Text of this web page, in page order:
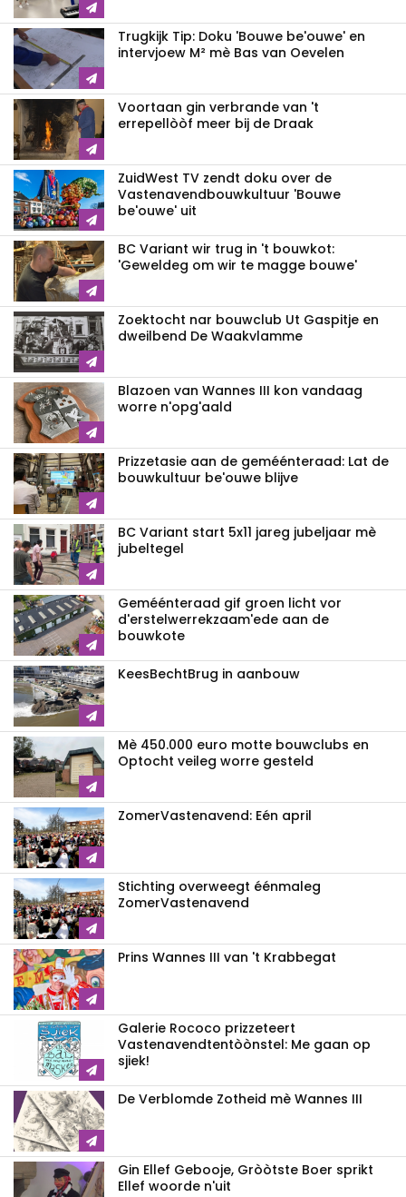
Trugkijk Tip: Doku 'Bouwe be'ouwe' en
intervjoew M² mè Bas van Oevelen
Voortaan gin verbrande van 't
errepellòòf meer bij de Draak
ZuidWest TV zendt doku over de
Vastenavend­bouwkultuur 'Bouwe
be'ouwe' uit
BC Variant wir trug in 't bouwkot:
'Geweldeg om wir te magge bouwe'
Zoektocht nar bouwclub Ut Gaspitje en
dweilbend De Waakvlamme
Blazoen van Wannes III kon vandaag
worre n'opg'aald
Prizzetasie aan de geméénteraad: Lat de
bouwkultuur be'ouwe blijve
BC Variant start 5x11 jareg jubeljaar mè
jubeltegel
Geméénteraad gif groen licht vor
d'erstelwerrekzaam'ede aan de
bouwkote
KeesBechtBrug in aanbouw
Mè 450.000 euro motte bouwclubs en
Optocht veileg worre gesteld
ZomerVastenavend: Eén april
Stichting overweegt éénmaleg
ZomerVastenavend
Prins Wannes III van 't Krabbegat
Galerie Rococo prizzeteert
Vastenavend­tentòònstel: Me gaan op
sjiek!
De Verblomde Zotheid mè Wannes III
Gin Ellef Gebooje, Gròòtste Boer sprikt
Ellef woorde n'uit